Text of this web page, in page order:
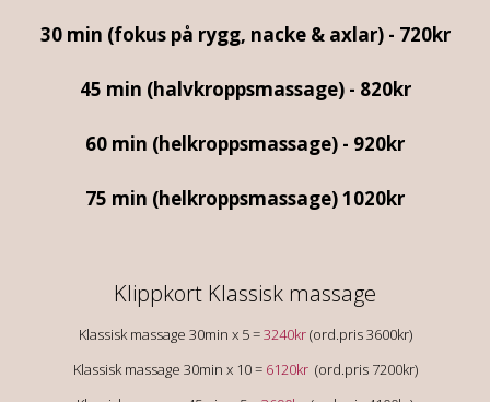
30 min (fokus på rygg, nacke & axlar) - 720kr
45 min (halvkroppsmassage) - 820kr
60 min (helkroppsmassage) - 920kr
75 min (helkroppsmassage) 1020kr
Klippkort Klassisk massage
Klassisk massage 30min x 5 =3240kr(ord.pris 3600kr)
Klassisk massage 30min x 10 = 6120kr (ord.pris 7200kr)